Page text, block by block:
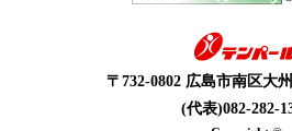
〒732-0802 広島市南区大
(代表)082-282-